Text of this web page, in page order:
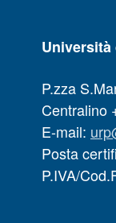
P.zza
Centralino
E-mail:
Posta
P.IVA/